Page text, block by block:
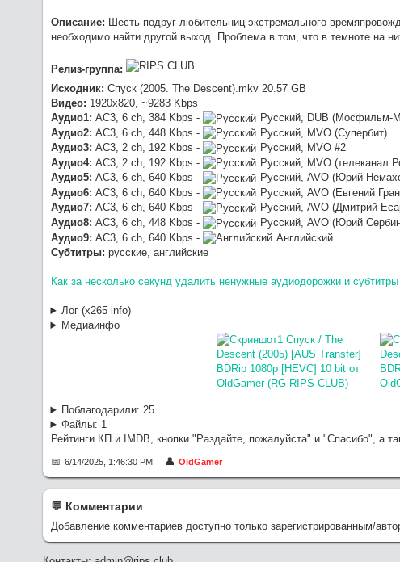
Описание: Шесть подруг-любительниц экстремального
необходимо найти другой выход. Проблема в том, что в темноте на
Релиз-группа:
Исходник: Спуск (2005. The Descent).mkv 20.57 GB
Видео: 1920x820, ~9283 Kbps
Аудио1: AC3, 6 ch, 384 Kbps -
Русский, DUB (Мосфильм-
Аудио2: AC3, 6 ch, 448 Kbps -
Русский, MVO (Супербит)
Аудио3: AC3, 2 ch, 192 Kbps -
Русский, MVO #2
Аудио4: AC3, 2 ch, 192 Kbps -
Русский, MVO (телеканал
Аудио5: AC3, 6 ch, 640 Kbps -
Русский, AVO (Юрий
Аудио6: AC3, 6 ch, 640 Kbps -
Русский, AVO (Евгений
Аудио7: AC3, 6 ch, 640 Kbps -
Русский, AVO (Дмитрий
Аудио8: AC3, 6 ch, 448 Kbps -
Русский, AVO (Юрий
Аудио9: AC3, 6 ch, 640 Kbps -
Английский
Субтитры: русские, английские
Как за несколько секунд удалить ненужные аудиодорожки и субтитры
Лог (x265 info)
Медиаинфо
Поблагодарили:25
Файлы: 1
Рейтинги КП и IMDB, кнопки "Раздайте, пожалуйста" и "Спасибо", а
6/14/2025, 1:46:30 PM OldGamer
💬︎ Комментарии
Добавление комментариев доступно только зарегистрированным/